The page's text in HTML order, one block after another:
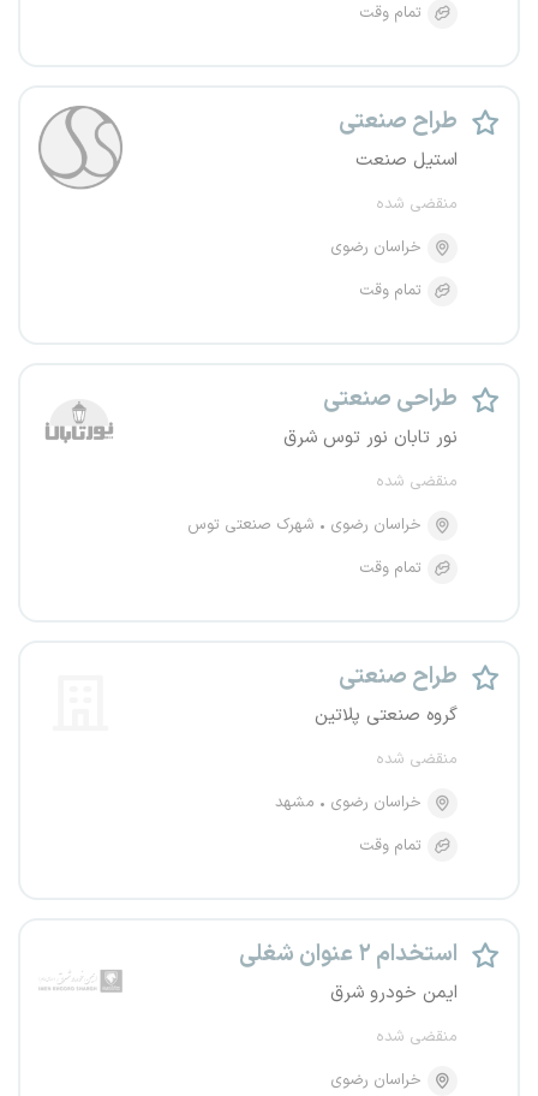
تمام وقت
طراح صنعتی
استیل صنعت
منقضی شده
خراسان رضوی
تمام وقت
طراحی صنعتی
نور تابان نور توس شرق
منقضی شده
خراسان رضوی
شهرک صنعتی توس
تمام وقت
طراح صنعتی
گروه صنعتی پلاتین
منقضی شده
خراسان رضوی
مشهد
تمام وقت
استخدام ۲ عنوان شغلی
ایمن خودرو شرق
منقضی شده
خراسان رضوی